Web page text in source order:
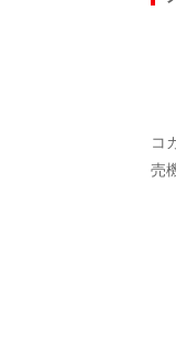
コ
売